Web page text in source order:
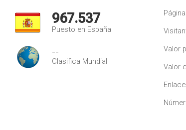
967.537
Puesto en España
--
Clasifica Mundial
Valor
Valor